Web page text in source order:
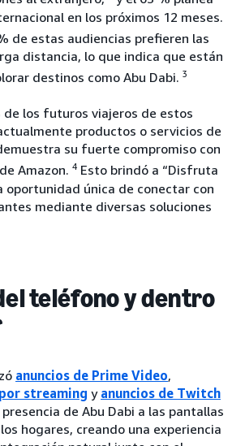
en los próximos 12 meses.
de estas audiencias prefieren las
distancia, lo que indica que están
destinos como Abu Dabi. 3
de los futuros viajeros de estos
productos o servicios de
su fuerte compromiso con
Amazon. 4 Esto brindó a “Disfruta
oportunidad única de conectar con
mediante diversas soluciones
teléfono y dentro
anuncios de Prime Video,
streaming y anuncios de Twitch
de Abu Dabi a las pantallas
hogares, creando una experiencia